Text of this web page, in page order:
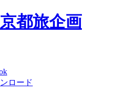
京都旅企画